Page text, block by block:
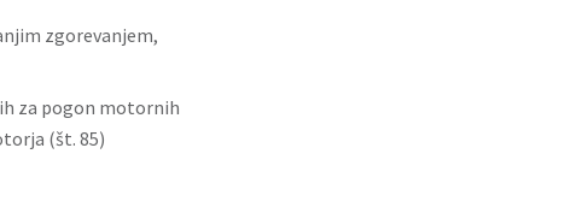
zgorevanjem,
za pogon motornih
(št. 85)